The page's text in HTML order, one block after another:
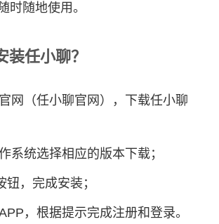
时随地使用。
装任小聊？
网
（任小聊官网），下载任小聊
系统选择相应的版本下载；
钮，完成安装；
，根据提示完成注册和登录。